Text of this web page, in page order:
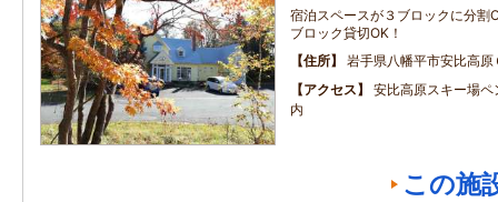
宿泊スペースが３ブロックに分
ブロック貸切OK！
住所
岩手県八幡平市安比高原
アクセス
安比高原スキー場
内
この施